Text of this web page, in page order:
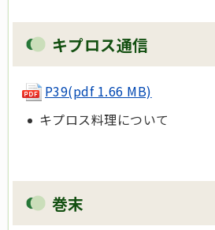
キプロス通信
P39(pdf 1.66 MB)
キプロス料理について
巻末